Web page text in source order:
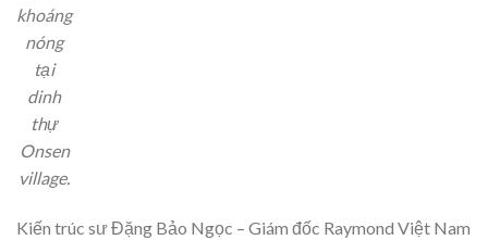
khoáng
nóng
tại
dinh
thự
Onsen
village.
Kiến trúc sư Đặng Bảo Ngọc – Giám đốc Raymond Việt Nam